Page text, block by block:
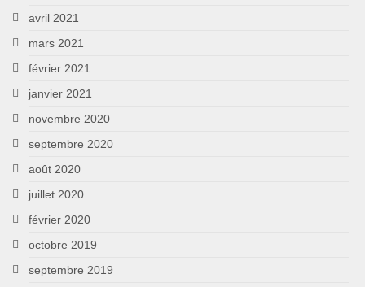
avril 2021
mars 2021
février 2021
janvier 2021
novembre 2020
septembre 2020
août 2020
juillet 2020
février 2020
octobre 2019
septembre 2019